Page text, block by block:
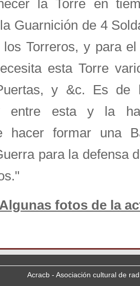
laTorre en
Guarnición de 4
Torreros, y para
esta Torre
y &c. Es de
entre esta y la ha
hacer formar una
para la defensa
fotos de la
Acracb - Asociación cultural de